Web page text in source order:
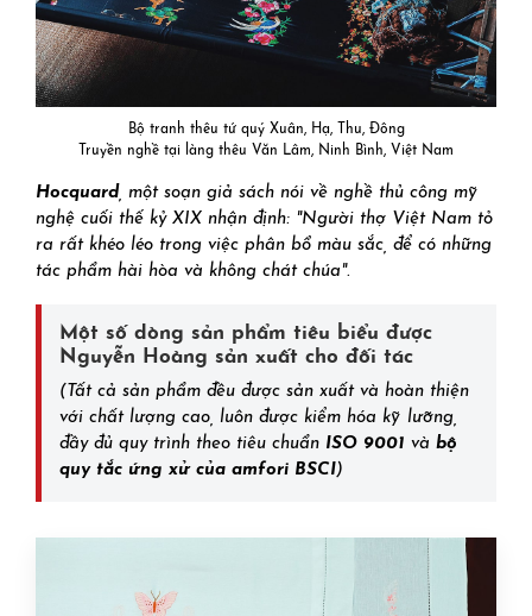
Bộ tranh thêu tứ quý Xuân, Hạ, Thu, Đông
Truyền nghề tại làng thêu Văn Lâm, Ninh Bình, Việt Nam
Hocquard , một soạn giả sách nói về nghề thủ công mỹ
nghệ cuối thế kỷ XIX nhận định: "Người thợ Việt Nam tỏ
ra rất khéo léo trong việc phân bổ màu sắc, để có những
tác phẩm hài hòa và không chát chúa".
Một số dòng sản phẩm tiêu biểu được
Nguyễn Hoàng sản xuất cho đối tác
(Tất cả sản phẩm đều được sản xuất và hoàn thiện
với chất lượng cao, luôn được kiểm hóa kỹ lưỡng,
đầy đủ quy trình theo tiêu chuẩn ISO 9001 và bộ
quy tắc ứng xử của amfori BSCI)